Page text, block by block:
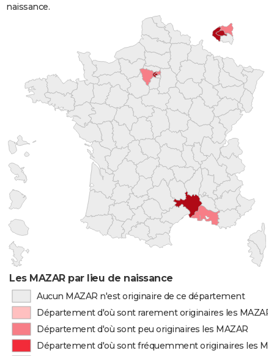
naissance.
Les MAZAR par lieu de naissance
Aucun MAZAR n'est originaire de ce département
Département d'où sont rarement originaires les MAZAR
Département d'où sont peu originaires les MAZAR
Département d'où sont fréquemment originaires les